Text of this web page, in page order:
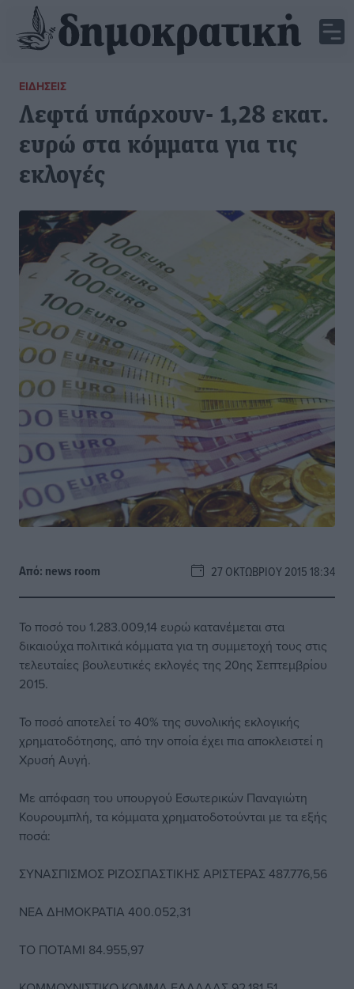
ΕΙΔΉΣΕΙΣ
Λεφτά υπάρχουν- 1,28 εκατ.
ευρώ στα κόμματα για τις
εκλογές
Από: news room 27 ΟΚΤΩΒΡΊΟΥ 2015 18:34
Το ποσό του 1.283.009,14 ευρώ κατανέμεται στα
δικαιούχα πολιτικά κόμματα για τη συμμετοχή τους στις
τελευταίες βουλευτικές εκλογές της 20ης Σεπτεμβρίου
2015.
Το ποσό αποτελεί το 40% της συνολικής εκλογικής
χρηματοδότησης, από την οποία έχει πια αποκλειστεί η
Χρυσή Αυγή.
Mε απόφαση του υπουργού Εσωτερικών Παναγιώτη
Κουρουμπλή, τα κόμματα χρηματοδοτούνται με τα εξής
ποσά:
ΣΥΝΑΣΠΙΣΜΟΣ ΡΙΖΟΣΠΑΣΤΙΚΗΣ ΑΡΙΣΤΕΡΑΣ 487.776,56
ΝΕΑ ΔΗΜΟΚΡΑΤΙΑ 400.052,31
ΤΟ ΠΟΤΑΜΙ 84.955,97